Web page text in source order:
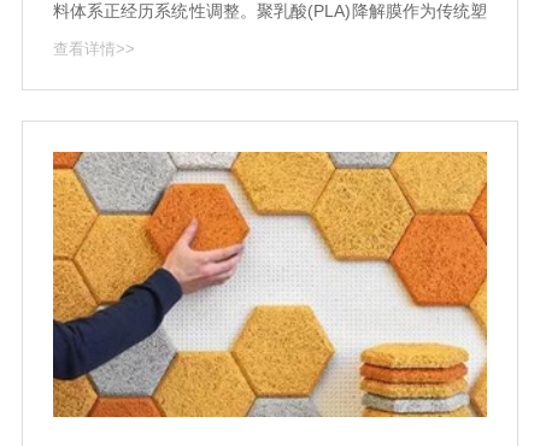
料体系正经历系统性调整。聚乳酸(PLA)降解膜作为传统塑
料薄膜的替代方案，已逐步应用于彩盒覆膜与裱糊工艺。
成为连接环保材料与包装工艺的关键环节。
查看详情>>